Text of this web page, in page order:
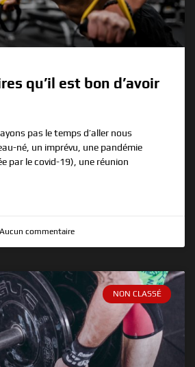
qu’il est bon d’avoir
pas le temps d’aller nous
né, un imprévu, une pandémie
par le covid-19), une réunion
Aucun commentaire
NON CLASSÉ